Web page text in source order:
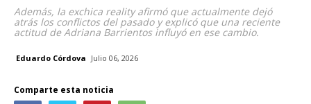
Además, la exchica reality afirmó que actualmente dejó
atrás los conflictos del pasado y explicó que una reciente
actitud de Adriana Barrientos influyó en ese cambio.
Eduardo Córdova Julio 06, 2026
Comparte esta noticia